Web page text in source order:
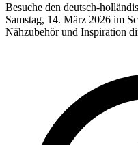
Besuche den deutsch-
Samstag, 14. März 2026 im
Nähzubehör und Inspiration